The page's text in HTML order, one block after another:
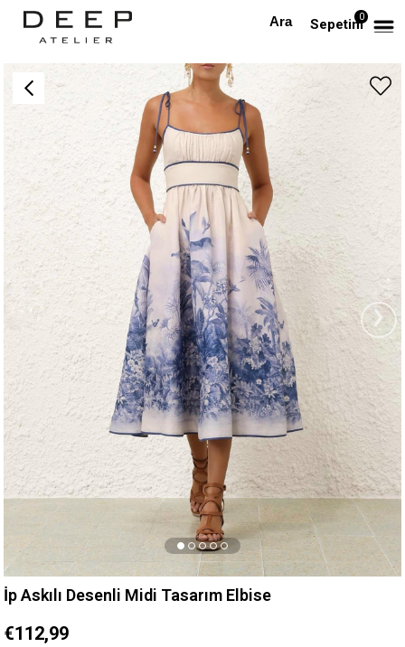
Sepetim0
Anasayfa TÜM ELBİSELER İp Askılı Desenli Midi Tasarım Elbise
›
İp Askılı Desenli Midi Tasarım Elbise
€112,99